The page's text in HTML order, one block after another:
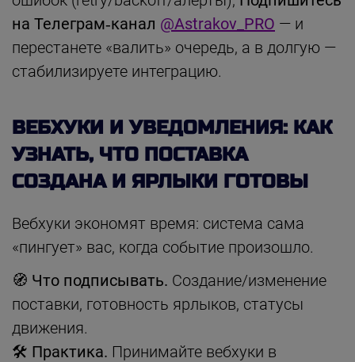
на Телеграм‑канал @Astrakov_PRO — и
перестанете «валить» очередь, а в долгую —
стабилизируете интеграцию.
ВЕБХУКИ И УВЕДОМЛЕНИЯ: КАК
УЗНАТЬ, ЧТО ПОСТАВКА
СОЗДАНА И ЯРЛЫКИ ГОТОВЫ
Вебхуки экономят время: система сама
«пингует» вас, когда событие произошло.
🧭 Что подписывать. Создание/изменение
поставки, готовность ярлыков, статусы
движения.
🛠 Практика. Принимайте вебхуки в